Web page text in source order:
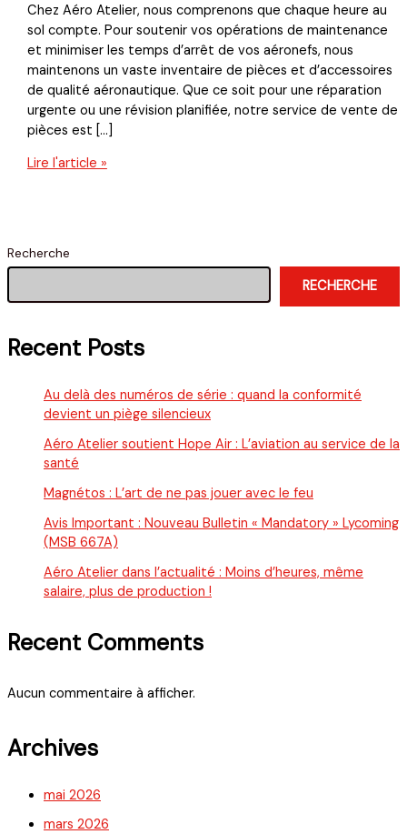
Chez Aéro Atelier, nous comprenons que chaque heure au
sol compte. Pour soutenir vos opérations de maintenance
et minimiser les temps d’arrêt de vos aéronefs, nous
maintenons un vaste inventaire de pièces et d’accessoires
de qualité aéronautique. Que ce soit pour une réparation
urgente ou une révision planifiée, notre service de vente de
pièces est […]
Vente
inventaire
confiance
Québec
Lire l'article »
Recherche
RECHERCHE
Recent Posts
Au delà des numéros de série : quand la conformité
devient un piège silencieux
Aéro Atelier soutient Hope Air : L’aviation au service de la
santé
Magnétos : L’art de ne pas jouer avec le feu
Avis Important : Nouveau Bulletin « Mandatory » Lycoming
(MSB 667A)
Aéro Atelier dans l’actualité : Moins d’heures, même
salaire, plus de production !
Recent Comments
Aucun commentaire à afficher.
Archives
mai 2026
mars 2026